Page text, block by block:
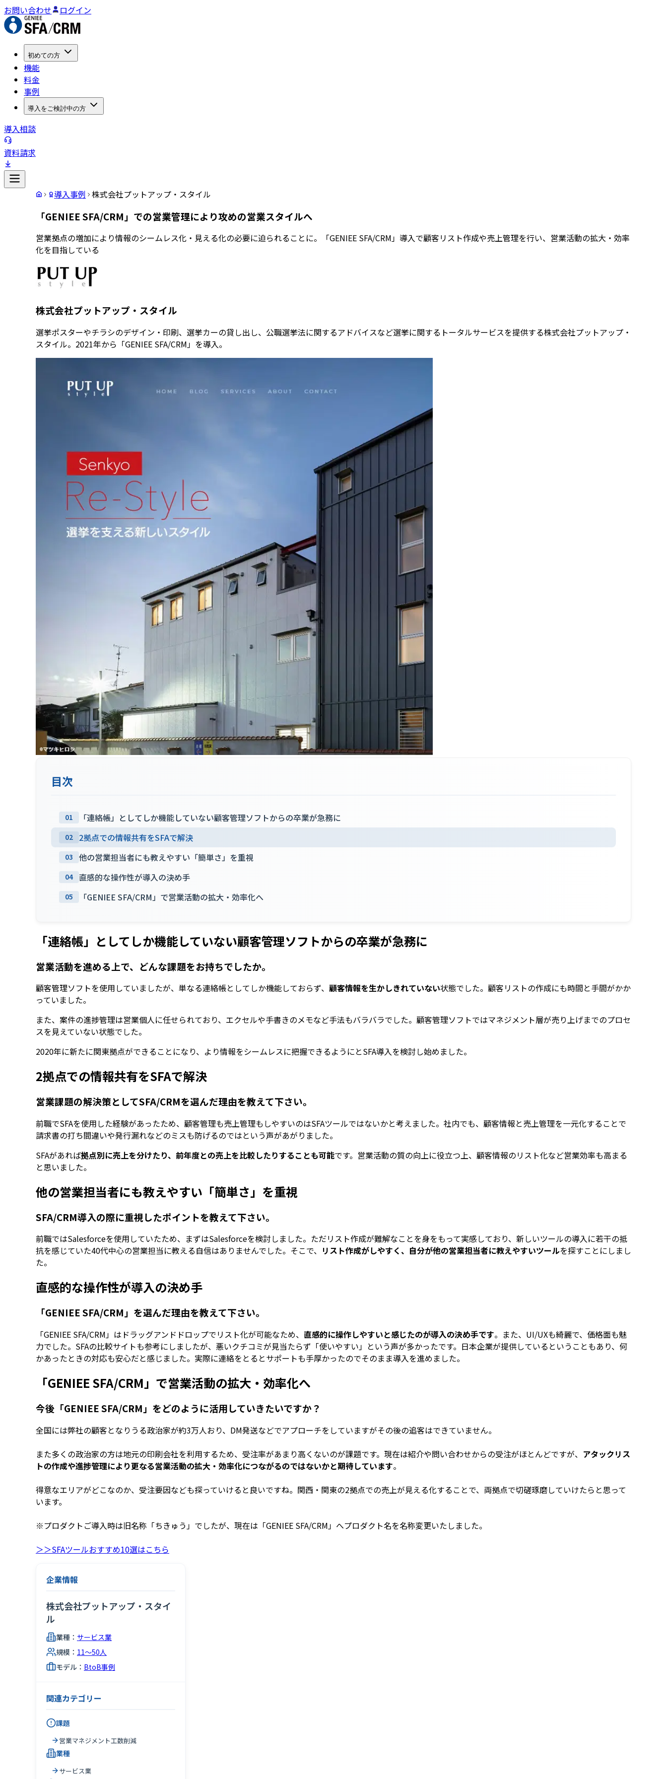
お問い合わせ ログイン
初めての方
機能
料金
事例
導入をご検討中の方
導入相談
資料請求
導入事例 株式会社プットアップ・スタイル
「GENIEE SFA/CRM」での営業管理により攻めの営業スタイルへ
営業拠点の増加により情報のシームレス化・見える化の必要に迫られることに。「GENIEE SFA/CRM」導入で顧客リスト作成や売上管理を行い、営業活動の拡大・効率
化を目指している
株式会社プットアップ・スタイル
選挙ポスターやチラシのデザイン・印刷、選挙カーの貸し出し、公職選挙法に関するアドバイスなど選挙に関するトータルサービスを提供する株式会社プットアップ・
スタイル。2021年から「GENIEE SFA/CRM」を導入。
目次
01 「連絡帳」としてしか機能していない顧客管理ソフトからの卒業が急務に
02 2拠点での情報共有をSFAで解決
03 他の営業担当者にも教えやすい「簡単さ」を重視
04 直感的な操作性が導入の決め手
05 「GENIEE SFA/CRM」で営業活動の拡大・効率化へ
「連絡帳」としてしか機能していない顧客管理ソフトからの卒業が急務に
営業活動を進める上で、どんな課題をお持ちでしたか。
顧客管理ソフトを使用していましたが、単なる連絡帳としてしか機能しておらず、 顧客情報を生かしきれていない状態でした。顧客リストの作成にも時間と手間がかか
っていました。
また、案件の進捗管理は営業個人に任せられており、エクセルや手書きのメモなど手法もバラバラでした。顧客管理ソフトではマネジメント層が売り上げまでのプロセ
スを見えていない状態でした。
2020年に新たに関東拠点ができることになり、より情報をシームレスに把握できるようにとSFA導入を検討し始めました。
2拠点での情報共有をSFAで解決
営業課題の解決策としてSFA/CRMを選んだ理由を教えて下さい。
前職でSFAを使用した経験があったため、顧客管理も売上管理もしやすいのはSFAツールではないかと考えました。社内でも、顧客情報と売上管理を一元化することで
請求書の打ち間違いや発行漏れなどのミスも防げるのではという声があがりました。
SFAがあれば拠点別に売上を分けたり、前年度との売上を比較したりすることも可能です。営業活動の質の向上に役立つ上、顧客情報のリスト化など営業効率も高まる
と思いました。
他の営業担当者にも教えやすい「簡単さ」を重視
SFA/CRM導入の際に重視したポイントを教えて下さい。
前職ではSalesforceを使用していたため、まずはSalesforceを検討しました。ただリスト作成が難解なことを身をもって実感しており、新しいツールの導入に若干の抵
抗を感じていた40代中心の営業担当に教える自信はありませんでした。そこで、 リスト作成がしやすく、自分が他の営業担当者に教えやすいツールを探すことにしまし
た。
直感的な操作性が導入の決め手
「GENIEE SFA/CRM」を選んだ理由を教えて下さい。
「GENIEE SFA/CRM」はドラッグアンドドロップでリスト化が可能なため、 直感的に操作しやすいと感じたのが導入の決め手です。また、UI/UXも綺麗で、価格面も魅
力でした。SFAの比較サイトも参考にしましたが、悪いクチコミが見当たらず「使いやすい」という声が多かったです。日本企業が提供しているということもあり、何
かあったときの対応も安心だと感じました。実際に連絡をとるとサポートも手厚かったのでそのまま導入を進めました。
「GENIEE SFA/CRM」で営業活動の拡大・効率化へ
今後「GENIEE SFA/CRM」をどのように活用していきたいですか？
全国には弊社の顧客となりうる政治家が約3万人おり、DM発送などでアプローチをしていますがその後の追客はできていません。
また多くの政治家の方は地元の印刷会社を利用するため、受注率があまり高くないのが課題です。現在は紹介や問い合わせからの受注がほとんどですが、 アタックリス
トの作成や進捗管理により更なる営業活動の拡大・効率化につながるのではないかと期待しています。
得意なエリアがどこなのか、受注要因なども探っていけると良いですね。関西・関東の2拠点での売上が見える化することで、両拠点で切磋琢磨していけたらと思って
います。
※プロダクトご導入時は旧名称「ちきゅう」でしたが、現在は「GENIEE SFA/CRM」へプロダクト名を名称変更いたしました。
＞＞SFAツールおすすめ10選はこちら
企業情報
株式会社プットアップ・スタイ
ル
業種： サービス業
規模： 11～50人
モデル： BtoB事例
関連カテゴリー
課題
営業マネジメント工数削減
業種
サービス業